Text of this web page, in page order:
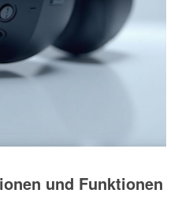
und Funktionen